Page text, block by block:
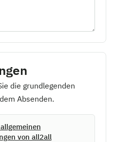
die grundlegenden
Absenden.
von all2all